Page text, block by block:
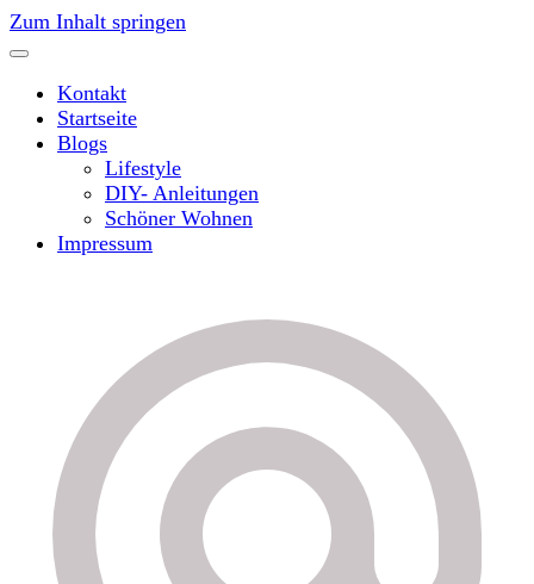
Zum Inhalt springen
Kontakt
Startseite
Blogs
Lifestyle
DIY- Anleitungen
Schöner Wohnen
Impressum